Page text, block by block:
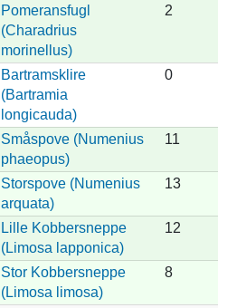
Pomeransfugl
(Charadrius
morinellus)
2
Bartramsklire
(Bartramia
longicauda)
0
Småspove (Numenius
phaeopus)
11
Storspove (Numenius
arquata)
13
Lille Kobbersneppe
(Limosa lapponica)
12
Stor Kobbersneppe
(Limosa limosa)
8